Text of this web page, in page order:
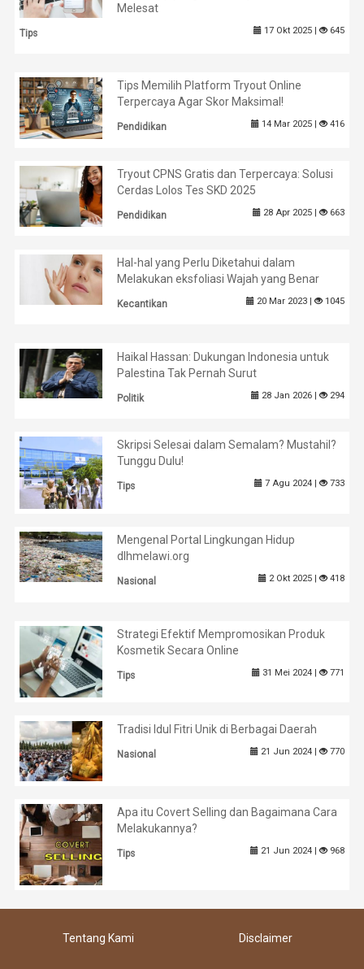
Melesat
Tips 17 Okt 2025 | 645
Tips Memilih Platform Tryout Online
Terpercaya Agar Skor Maksimal!
Pendidikan 14 Mar 2025 | 416
Tryout CPNS Gratis dan Terpercaya: Solusi
Cerdas Lolos Tes SKD 2025
Pendidikan 28 Apr 2025 | 663
Hal-hal yang Perlu Diketahui dalam
Melakukan eksfoliasi Wajah yang Benar
Kecantikan 20 Mar 2023 | 1045
Haikal Hassan: Dukungan Indonesia untuk
Palestina Tak Pernah Surut
Politik 28 Jan 2026 | 294
Skripsi Selesai dalam Semalam? Mustahil?
Tunggu Dulu!
Tips 7 Agu 2024 | 733
Mengenal Portal Lingkungan Hidup
dlhmelawi.org
Nasional 2 Okt 2025 | 418
Strategi Efektif Mempromosikan Produk
Kosmetik Secara Online
Tips 31 Mei 2024 | 771
Tradisi Idul Fitri Unik di Berbagai Daerah
Nasional 21 Jun 2024 | 770
Apa itu Covert Selling dan Bagaimana Cara
Melakukannya?
Tips 21 Jun 2024 | 968
Tentang Kami Disclaimer